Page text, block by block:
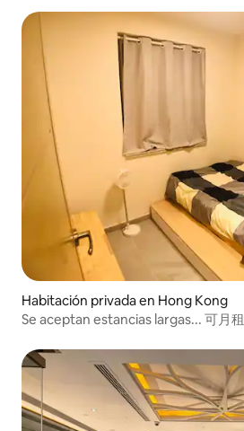
Habitación privada en Hong Kong
Se aceptan estancias largas... 可月租